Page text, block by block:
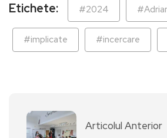
Etichete: #2024
#implicate #incercare
Articolul Anterior